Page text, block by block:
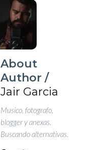
About
Author /
Jair Garcia
Musico, fotografo,
blogger y anexas.
Buscando alternativas.